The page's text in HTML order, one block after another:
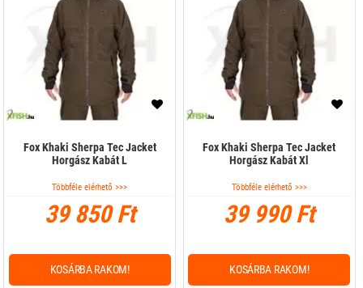
Fox Khaki Sherpa Tec Jacket
Horgász Kabát L
Többféle elérhető >>>
39 850 Ft
KOSÁRBA RAKOM!
Fox Khaki Sherpa Tec Jacket
Horgász Kabát Xl
Többféle elérhető >>>
39 990 Ft
KOSÁRBA RAKOM!